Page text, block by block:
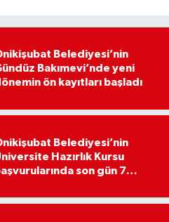
Belediyesi’nin
Bakımevi’nde yeni
ön kayıtları başladı
Belediyesi’nin
Hazırlık Kursu
son gün 7